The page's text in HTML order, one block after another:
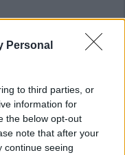
Personal
to third parties, or
information for
the below opt-out
note that after your
continue seeing
újabb darabok esnek
pillanatban a